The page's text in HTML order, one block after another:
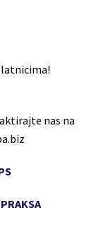
nas na